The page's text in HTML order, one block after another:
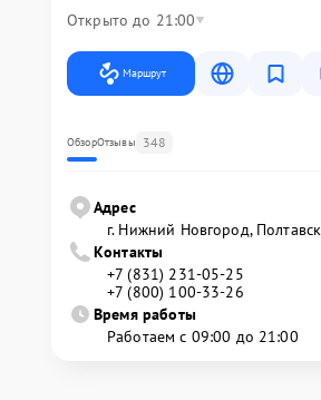
Открыто до 21:00
Маршрут
ОбзорОтзывы 348
Адрес
г. Нижний Новгород,
Контакты
+7 (831) 231-05-25
+7 (800) 100-33-26
Время работы
Работаем с 09:00 до 21:00